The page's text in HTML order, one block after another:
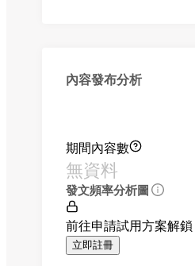
內容發布分析
期間內容數
無資料
發文頻率分析圖
前往申請試用方案解鎖
立即註冊